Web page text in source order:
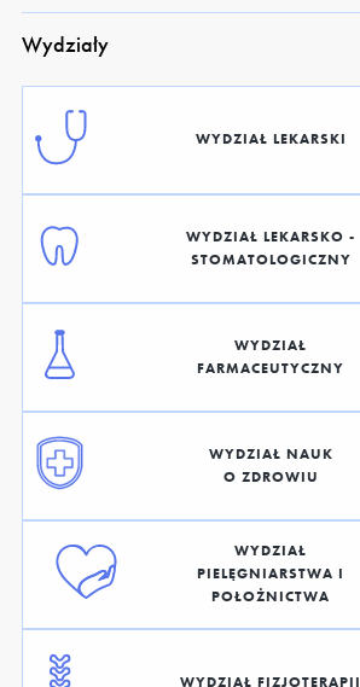
Wydziały
WYDZIAŁ LEKARSKI
WYDZIAŁ LEKARSKO -
STOMATOLOGICZNY
WYDZIAŁ
FARMACEUTYCZNY
WYDZIAŁ NAUK
O ZDROWIU
WYDZIAŁ
PIELĘGNIARSTWA I
POŁOŻNICTWA
WYDZIAŁ FIZJOTERAPII